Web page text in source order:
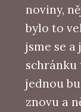
noviny,
bylo to
jsme se
schránku
jednou
znovu a